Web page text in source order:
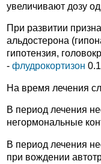
увеличивают дозу
При развитии
альдостерона
гипотензия,
- флудрокортизон
На время лечения
В период лечения
негормональные
В период лечения
при вождении